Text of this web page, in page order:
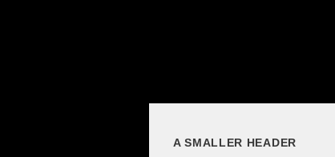
A SMALLER HEADER